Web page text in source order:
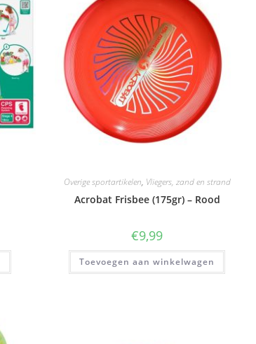
Overige sportartikelen, Vliegers, zand en strand
Acrobat Frisbee (175gr) – Rood
€9,99
Toevoegen aan winkelwagen